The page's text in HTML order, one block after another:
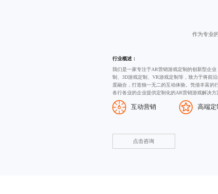
作为专业
行业概述：
我们是一家专注于AR营销游戏定制的创新型企
制
、3D游戏定制
、VR游戏定制等，致力于将前
度融合，打造独一无二的互动体验。凭借丰富的
各行各业的企业提供定制化的AR营销游戏解决方
互动营销 高端定
点击咨询